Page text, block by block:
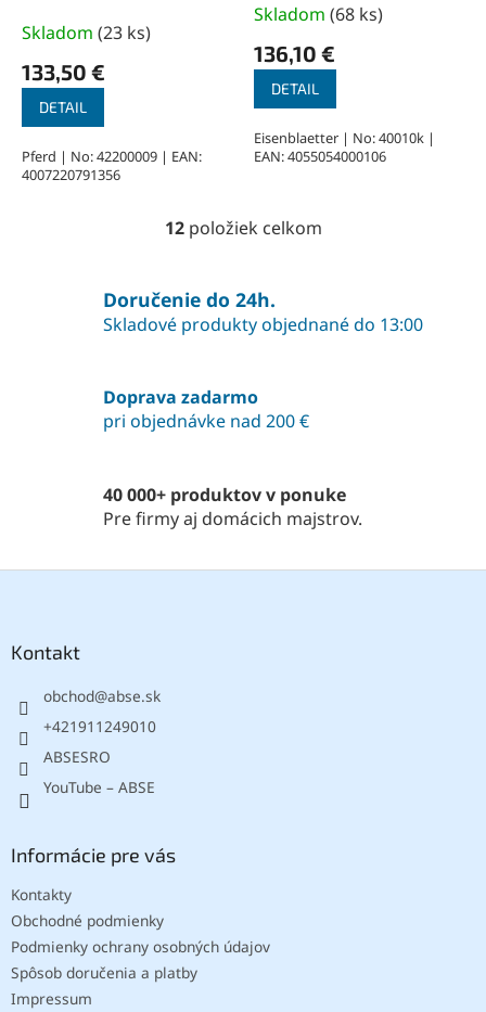
Skladom (23 ks)
133,50 €
DETAIL
Pferd | No: 42200009 | EAN:
4007220791356
Priemerné
hodnotenie
produktu
5,0
z
5
Skladom (68 ks)
136,10 €
DETAIL
Eisenblaetter | No: 40010k |
EAN: 4055054000106
O
á
d
a
e
p
y
v
p
12položiek celkom
Doručenie do 24h.
Skladové produkty objednané do 13:00
Doprava zadarmo
pri objednávke nad 200 €
40 000+ produktov v ponuke
Pre firmy aj domácich majstrov.
Kontakt
obchod@abse.sk
+421911249010
ABSESRO
YouTube – ABSE
Informácie pre vás
Kontakty
Obchodné podmienky
Podmienky ochrany osobných údajov
Spôsob doručenia a platby
Impressum